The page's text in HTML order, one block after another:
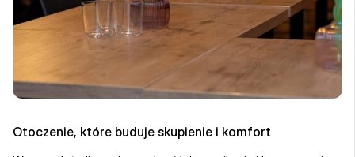
Otoczenie, które buduje skupienie i komfort